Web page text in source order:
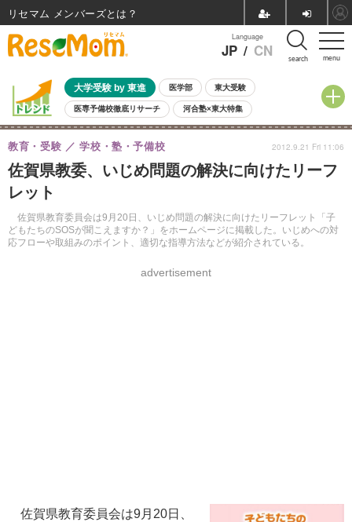
menu
Language
JP / CN search
大学受験 by 東進 医学部 東大受験
医専予備校徹底リサーチ 河合塾×東大特集
親子で考える大学選び 高校受験 中学受験 小学校受験
共通テスト 夏休み 8月開催学校説明会・相談会
8月開催イベント・WS 全国公立高校 過去問 人気記事
自由研究教材（小学生向け）
佐賀県教委、いじめ問題の解決に向けたリーフ
レット
佐賀県教育委員会は9月20日、いじめ問題の解決に向けたリーフレット「子
どもたちのSOSが聞こえますか？」をホームページに掲載した。いじめへの対
応フローや取組みのポイント、適切な指導方法などが紹介されている。
教育・受験 学校・塾・予備校
advertisement
2012.9.21 Fri 11:06
佐賀県教育委員会は9月20日、
リセマム メンバーズ